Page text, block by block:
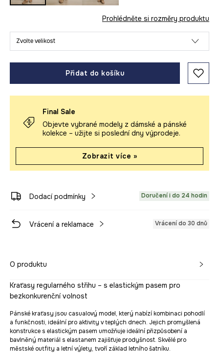
Prohlédněte si rozměry produktu
Zvolte velikost
Přidat do košíku
Final Sale
Objevte vybrané modely z dámské a pánské
kolekce – užijte si poslední dny výprodeje.
Zobrazit více »
Dodací podmínky Doručení i do 24 hodin
Vrácení a reklamace Vrácení do 30 dnů
O produktu
Kraťasy regularného střihu – s elastickým pasem pro
bezkonkurenční volnost
Pánské kraťasy jsou casualový model, který nabízí kombinaci pohodlí
a funkčnosti, ideální pro aktivity v teplých dnech. Jejich promyšlená
konstrukce s elastickým pasem umožňuje ideální přizpůsobení a
bavlněný materiál s elastanem zajišťuje prodyšnost. Skvělé pro
městské outfity a letní výlety, tvoří základ letního šatníku.